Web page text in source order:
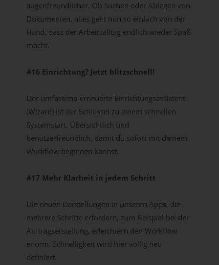
augenfreundlicher. Ob Suchen oder Ablegen von
Dokumenten, alles geht nun so einfach von der
Hand, dass der Arbeitsalltag endlich wieder Spaß
macht.
#16 Einrichtung? Jetzt blitzschnell!
Der umfassend erneuerte Einrichtungsassistent
(Wizard) ist der Schlüssel zu einem schnellen
Systemstart. Übersichtlich und
benutzerfreundlich, damit du sofort mit deinem
Workflow beginnen kannst.
#17 Mehr Klarheit in jedem Schritt
Die neuen Darstellungen in unseren Apps, die
mehrere Schritte erfordern, zum Beispiel bei der
Auftragserstellung, erleichtern den Workflow
enorm. Schnelligkeit wird hier völlig neu
definiert.